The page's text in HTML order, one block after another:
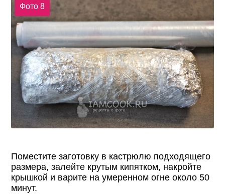
Фото 8
Поместите заготовку в кастрюлю подходящего
размера, залейте крутым кипятком, накройте
крышкой и варите на умеренном огне около 50
минут.